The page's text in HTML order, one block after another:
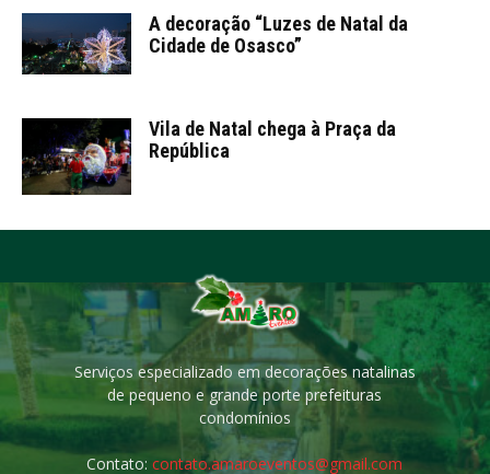
A decoração “Luzes de Natal da
Cidade de Osasco”
Vila de Natal chega à Praça da
República
Serviços especializado em decorações natalinas
de pequeno e grande porte prefeituras
condomínios
Contato:contato.amaroeventos@gmail.com